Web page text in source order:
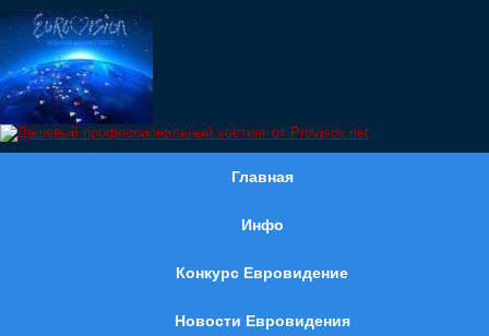
Главная
Инфо
Конкурс Евровидение
Новости Евровидения